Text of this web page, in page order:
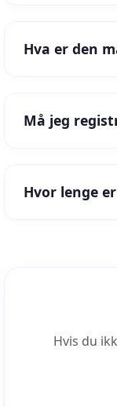
Hva er den
Må jeg
Hvor lenge
Hvis du